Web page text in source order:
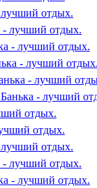
лучший отдых.
- лучший отдых.
- лучший отдых.
- лучший
- лучший
- лучший
отдых.
отдых.
лучший отдых.
- лучший отдых.
- лучший отдых.